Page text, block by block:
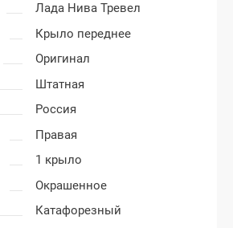
Лада Нива Тревел
Крыло переднее
Оригинал
Штатная
Россия
Правая
1 крыло
Окрашенное
Катафорезный